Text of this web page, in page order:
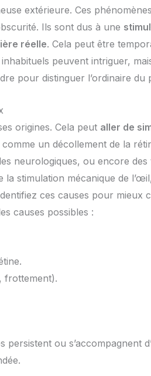
extérieure. Ces
Ils sont dus à une
réelle. Cela peut être
peuvent intriguer,
pour distinguer l’ordinaire du
origines. Cela peut aller de
comme un décollement de la
neurologiques, ou encore des
stimulation mécanique de
ces causes pour mieux
causes possibles :
frottement).
persistent ou s’accompagnent